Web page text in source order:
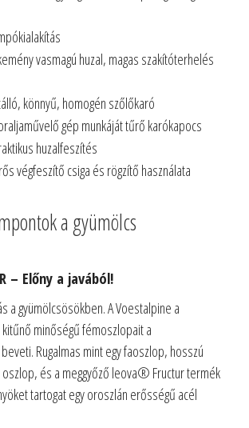
vasmagú huzal, magas szakítóterhelés
könnyű, homogén szőlőkaró
gép munkáját tűrő karókapocs
huzalfeszítés
végfeszítő csiga és rögzítő használata
a gyümölcs
– Előny a javából!
a gyümölcsösökben. A Voestalpine a
minőségű fémoszlopait a
Rugalmas mint egy faoszlop, hosszú
és a meggyőző leova® Fructur termék
tartogat egy oroszlán erősségű acél